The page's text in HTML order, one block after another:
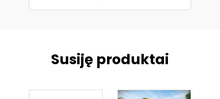
Susiję produktai